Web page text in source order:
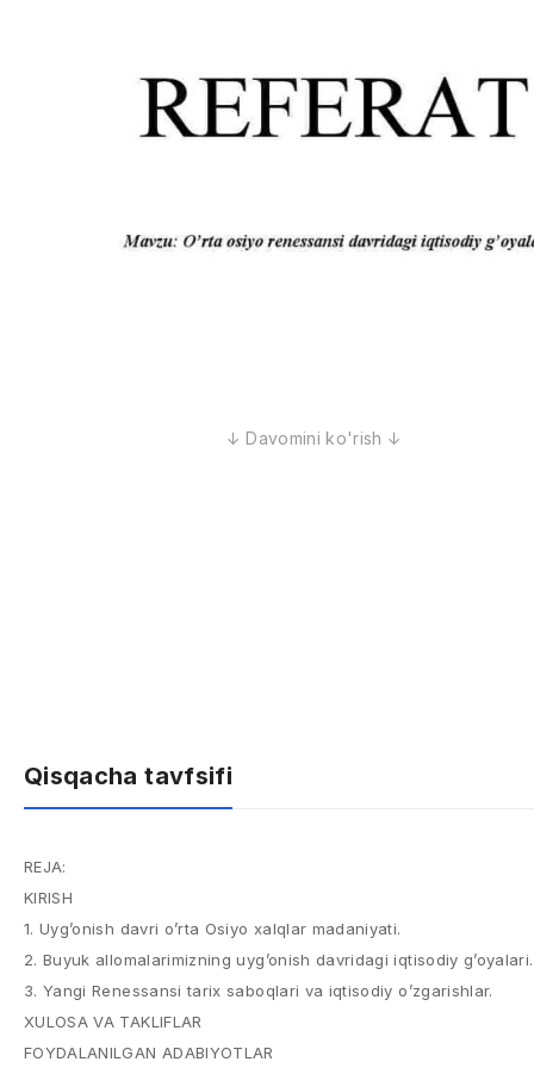
Qisqacha tavfsifi
REJA:
KIRISH
1. Uyg’onish davri o’rta Osiyo xalqlar madaniyati.
2. Buyuk allomalarimizning uyg’onish davridagi iqtisodiy g’oyalari.
3. Yangi Renessansi tarix saboqlari va iqtisodiy o’zgarishlar.
XULOSA VA TAKLIFLAR
FOYDALANILGAN ADABIYOTLAR